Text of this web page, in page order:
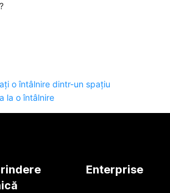
o întâlnire dintr-un spațiu
la o întâlnire
Enterprise